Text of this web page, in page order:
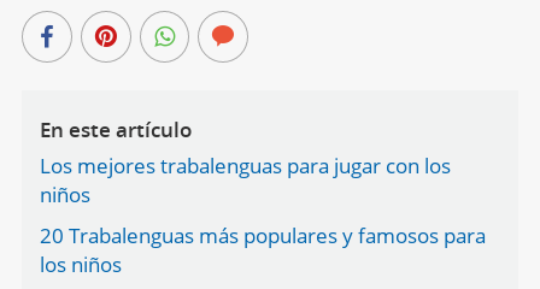
En este artículo
Los mejores trabalenguas para jugar con los
niños
20 Trabalenguas más populares y famosos para
los niños